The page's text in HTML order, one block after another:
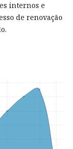
internos e
de renovação